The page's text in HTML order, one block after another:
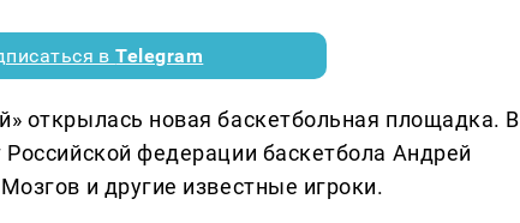
вTelegram
открылась новая баскетбольная площадка. В
федерации баскетбола Андрей
и другие известные игроки.